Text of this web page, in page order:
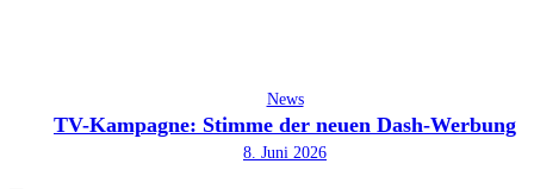
News
TV-Kampagne: Stimme der neuen Dash-Werbung
8. Juni 2026